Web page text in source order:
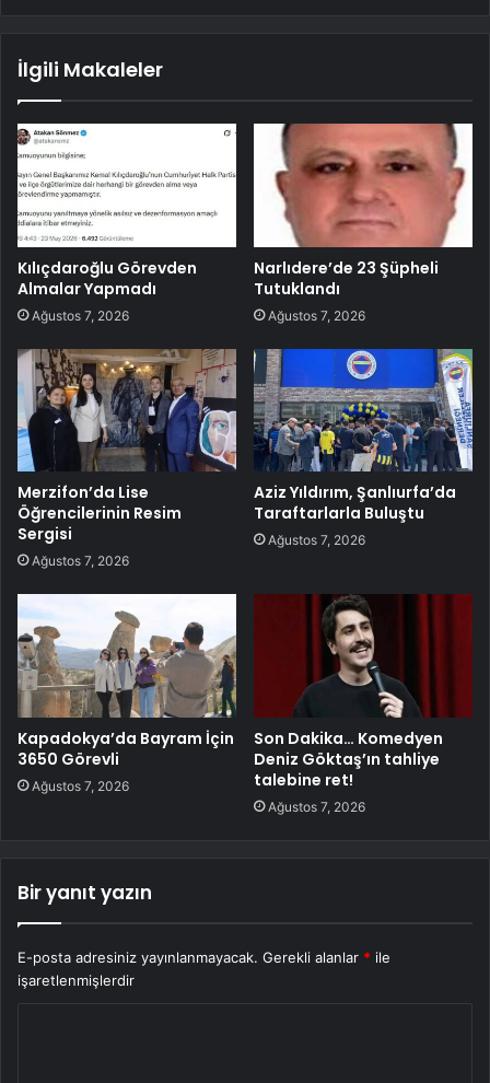
İlgili Makaleler
Kılıçdaroğlu Görevden
Almalar Yapmadı
Ağustos 7, 2026
Narlıdere’de 23 Şüpheli
Tutuklandı
Ağustos 7, 2026
Merzifon’da Lise
Öğrencilerinin Resim
Sergisi
Ağustos 7, 2026
Aziz Yıldırım, Şanlıurfa’da
Taraftarlarla Buluştu
Ağustos 7, 2026
Kapadokya’da Bayram İçin
3650 Görevli
Ağustos 7, 2026
Son Dakika… Komedyen
Deniz Göktaş’ın tahliye
talebine ret!
Ağustos 7, 2026
Bir yanıt yazın
E-posta adresiniz yayınlanmayacak. Gerekli alanlar * ile
işaretlenmişlerdir